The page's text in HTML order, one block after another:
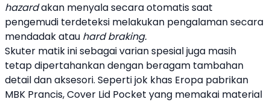
hazardakan menyala secara otomatis saat
pengemudi terdeteksi melakukan pengalaman secara
mendadak atau hard braking.
Skuter matik ini sebagai varian spesial juga masih
tetap dipertahankan dengan beragam tambahan
detail dan aksesori. Seperti jok khas Eropa pabrikan
MBK Prancis, Cover Lid Pocket yang memakai material